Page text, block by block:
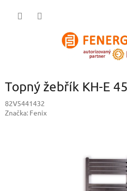
Topný žebřík KH-E
82V5441432
Značka: Fenix